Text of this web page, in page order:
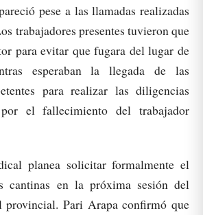
pese a las llamadas realizadas
trabajadores presentes tuvieron que
para evitar que fugara del lugar de
esperaban la llegada de las
para realizar las diligencias
por el fallecimiento del trabajador
planea solicitar formalmente el
cantinas en la próxima sesión del
provincial. Pari Arapa confirmó que